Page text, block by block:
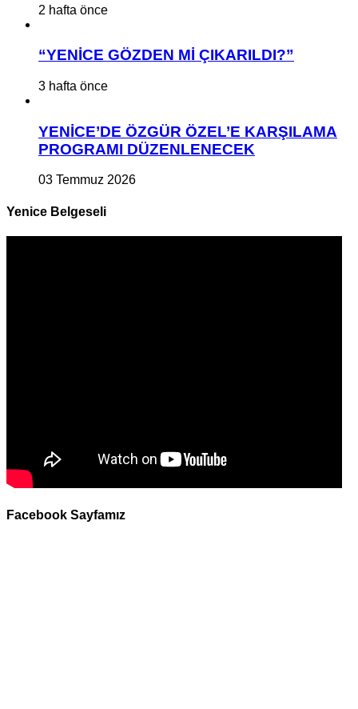
2 hafta önce
“YENİCE GÖZDEN Mİ ÇIKARILDI?”
3 hafta önce
YENİCE’DE ÖZGÜR ÖZEL’E KARŞILAMA
PROGRAMI DÜZENLENECEK
03 Temmuz 2026
Yenice Belgeseli
Facebook Sayfamız